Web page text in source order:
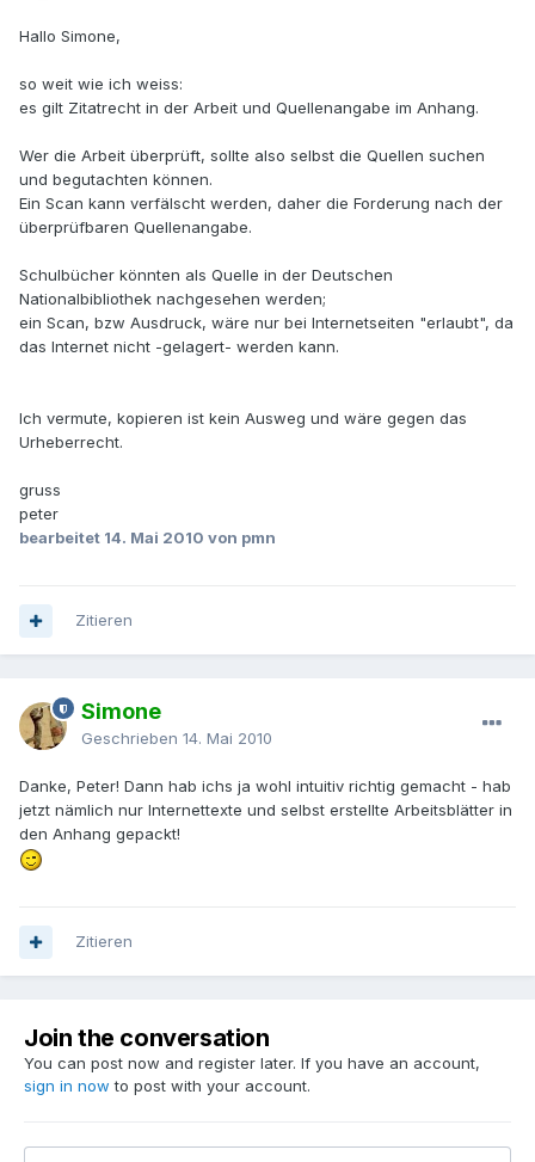
Hallo Simone,
so weit wie ich weiss:
es gilt Zitatrecht in der Arbeit und Quellenangabe im Anhang.
Wer die Arbeit überprüft, sollte also selbst die Quellen suchen
und begutachten können.
Ein Scan kann verfälscht werden, daher die Forderung nach der
überprüfbaren Quellenangabe.
Schulbücher könnten als Quelle in der Deutschen
Nationalbibliothek nachgesehen werden;
ein Scan, bzw Ausdruck, wäre nur bei Internetseiten "erlaubt", da
das Internet nicht -gelagert- werden kann.
Ich vermute, kopieren ist kein Ausweg und wäre gegen das
Urheberrecht.
gruss
peter
bearbeitet 14. Mai 2010 von pmn
Zitieren
Simone
Geschrieben 14. Mai 2010
Danke, Peter! Dann hab ichs ja wohl intuitiv richtig gemacht - hab
jetzt nämlich nur Internettexte und selbst erstellte Arbeitsblätter in
den Anhang gepackt!
Zitieren
Join the conversation
You can post now and register later. If you have an account,
sign in now to post with your account.